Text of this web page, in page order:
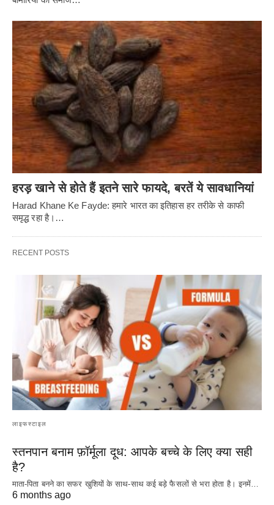
हरड़ खाने से होते हैं इतने सारे फायदे, बरतें ये सावधानियां
Harad Khane Ke Fayde: हमारे भारत का इतिहास हर तरीके से काफी
समृद्ध रहा है।…
RECENT POSTS
लाइफस्टाइल
स्तनपान बनाम फ़ॉर्मूला दूध: आपके बच्चे के लिए क्या सही
है?
माता-पिता बनने का सफर खुशियों के साथ-साथ कई बड़े फैसलों से भरा होता है। इनमें…
6 months ago